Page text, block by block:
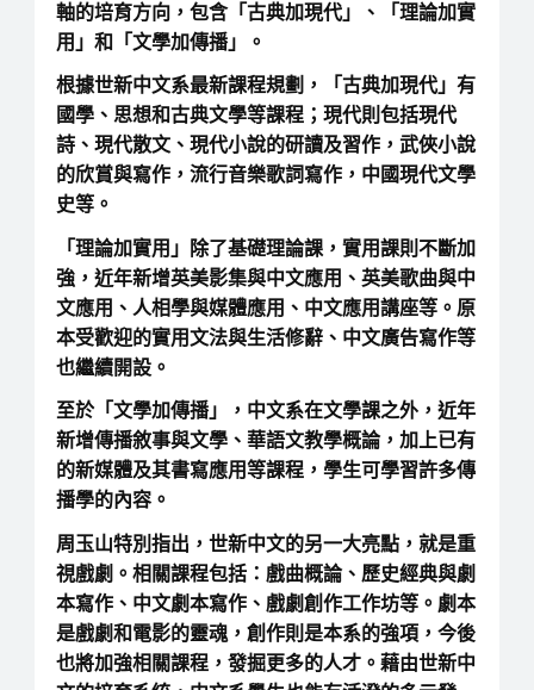
軸的培育方向，包含「古典加現代」、「理論加實
用」和「文學加傳播」。
根據世新中文系最新課程規劃，「古典加現代」有
國學、思想和古典文學等課程；現代則包括現代
詩、現代散文、現代小說的研讀及習作，武俠小說
的欣賞與寫作，流行音樂歌詞寫作，中國現代文學
史等。
「理論加實用」除了基礎理論課，實用課則不斷加
強，近年新增英美影集與中文應用、英美歌曲與中
文應用、人相學與媒體應用、中文應用講座等。原
本受歡迎的實用文法與生活修辭、中文廣告寫作等
也繼續開設。
至於「文學加傳播」，中文系在文學課之外，近年
新增傳播敘事與文學、華語文教學概論，加上已有
的新媒體及其書寫應用等課程，學生可學習許多傳
播學的內容。
周玉山特別指出，世新中文的另一大亮點，就是重
視戲劇。相關課程包括：戲曲概論、歷史經典與劇
本寫作、中文劇本寫作、戲劇創作工作坊等。劇本
是戲劇和電影的靈魂，創作則是本系的強項，今後
也將加強相關課程，發掘更多的人才。藉由世新中